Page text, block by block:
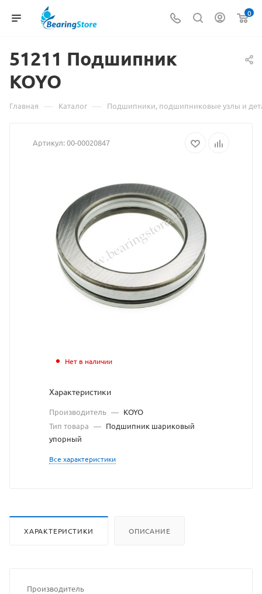
0
51211 Подшипник
товаре
взят
с
сайта
https://
по
ссылке
KOYO
Главная — Каталог — Подшипники, подшипниковые узлы и
Артикул:00-00020847
Нет в наличии
Характеристики
Производитель — KOYO
Тип товара — Подшипник шариковый
упорный
Все характеристики
ХАРАКТЕРИСТИКИ ОПИСАНИЕ
Производитель